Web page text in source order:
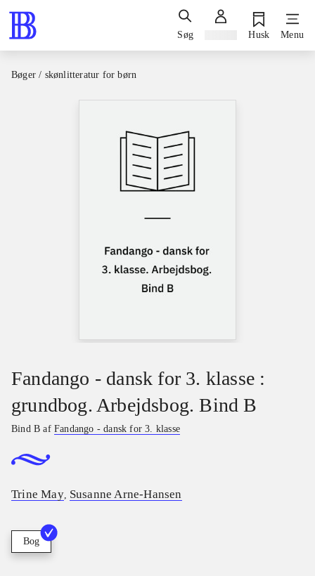
Søg Husk Menu
Bøger / skønlitteratur for børn
Fandango - dansk for 3. klasse :
grundbog. Arbejdsbog. Bind B
Bind B afFandango - dansk for 3. klasse
Trine May, Susanne Arne-Hansen
Bog